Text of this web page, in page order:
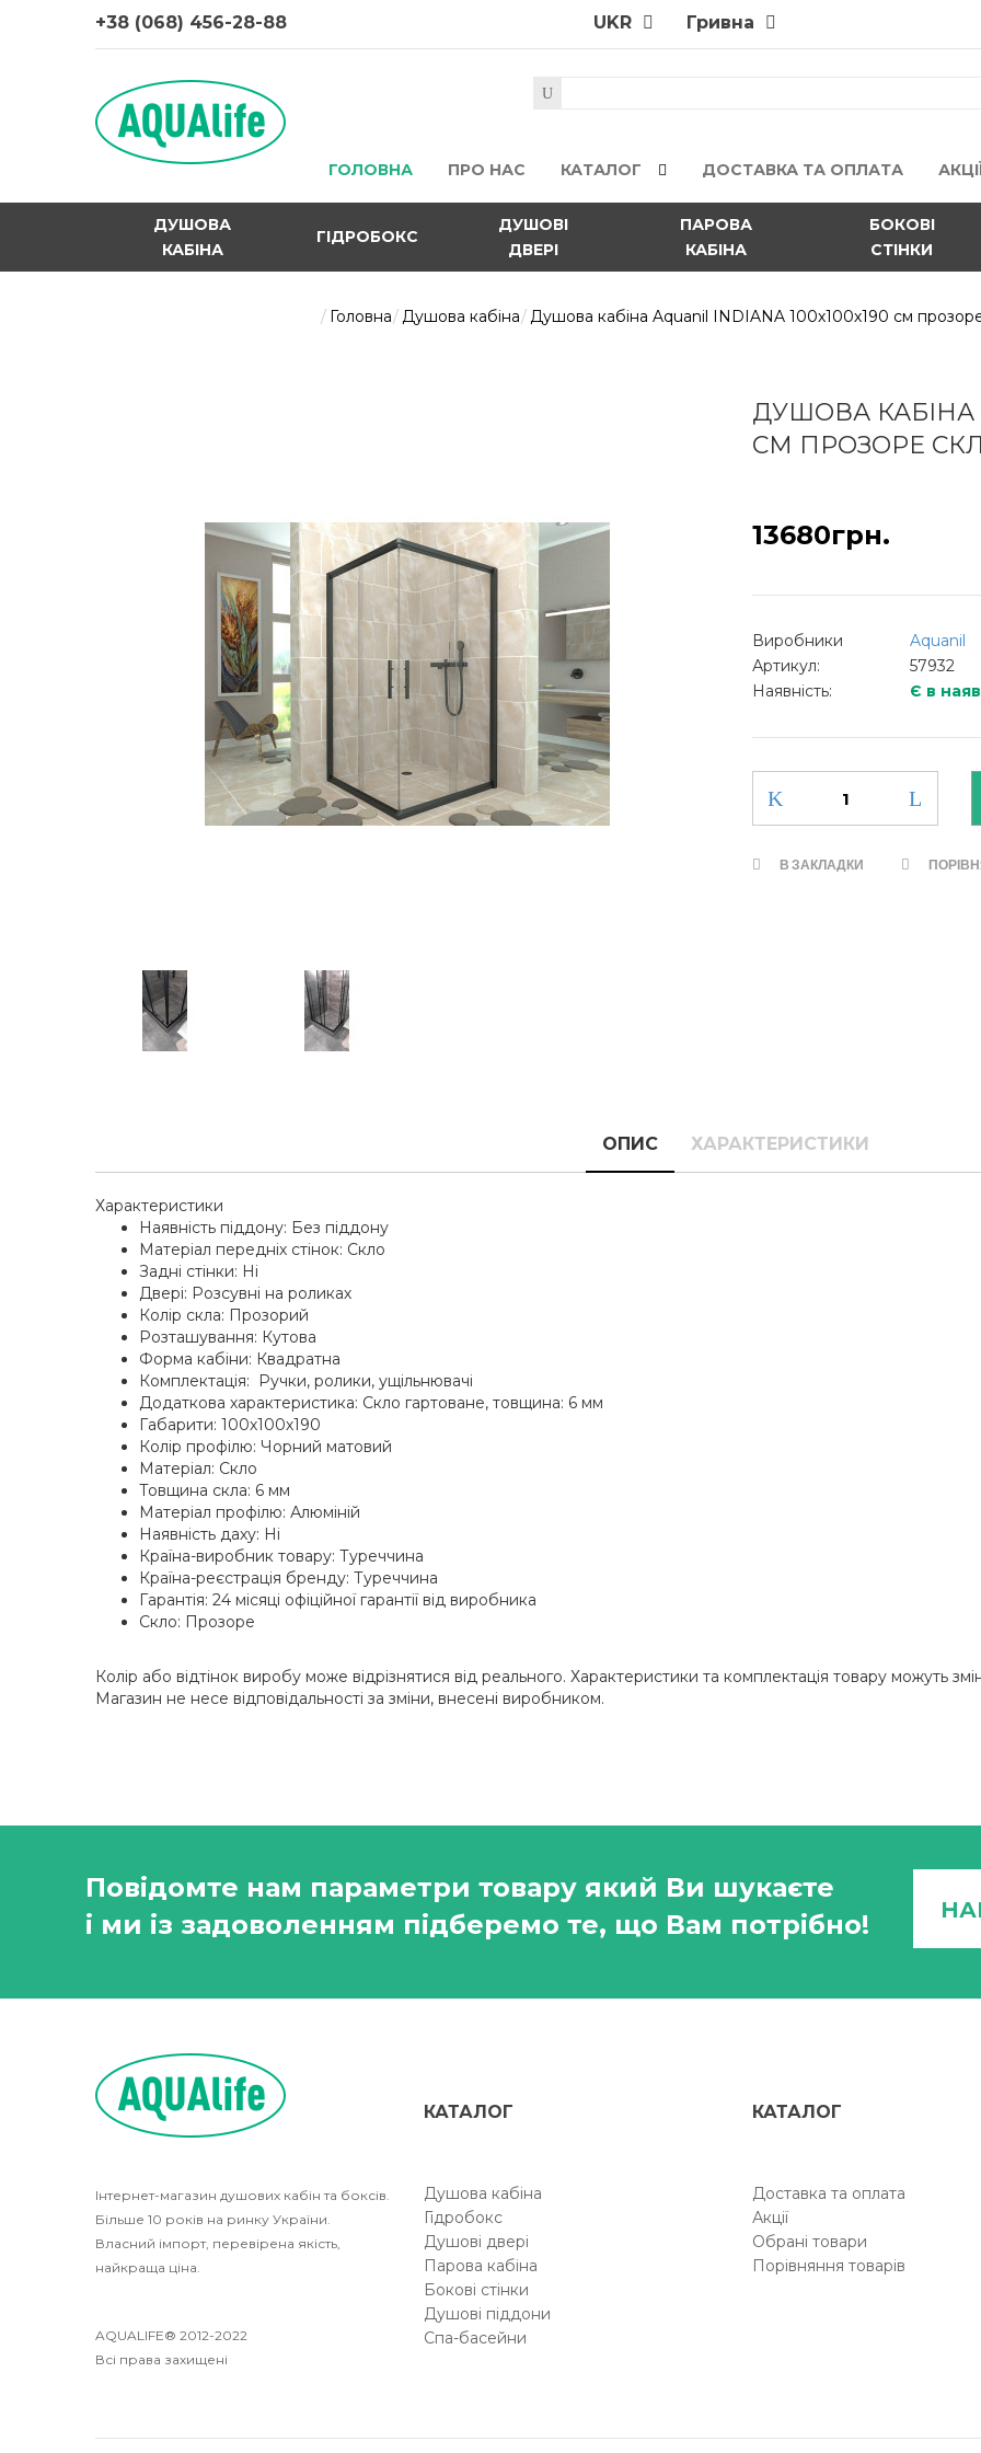
+38 (068) 456-28-88 UKR Гривна
ГОЛОВНА ПРО НАС КАТАЛОГ ДОСТАВКА ТА ОПЛАТА
ДУШОВА
КАБІНА
ГІДРОБОКС
ДУШОВІ
ДВЕРІ
ПАРОВА
КАБІНА
БОКОВІ
СТІНКИ
Головна Душова кабіна Душова кабіна Aquanil INDIANA 100х100х190 см
ДУШОВА КАБІНА
СМ ПРОЗОРЕ
13680грн.
Виробники
Aquanil
Артикул:
57932
Наявність:
Є в
В ЗАКЛАДКИ
ОПИС ХАРАКТЕРИСТИКИ
Характеристики
Наявність піддону: Без піддону
Матеріал передніх стінок: Скло
Задні стінки: Ні
Двері: Розсувні на роликах
Колір скла: Прозорий
Розташування: Кутова
Форма кабіни: Квадратна
Комплектація: Ручки, ролики, ущільнювачі
Додаткова характеристика: Скло гартоване, товщина: 6 мм
Габарити: 100х100х190
Колір профілю: Чорний матовий
Матеріал: Скло
Товщина скла: 6 мм
Матеріал профілю: Алюміній
Наявність даху: Ні
Країна-виробник товару: Туреччина
Країна-реєстрація бренду: Туреччина
Гарантія: 24 місяці офіційної гарантії від виробника
Скло: Прозоре
Колір або відтінок виробу може відрізнятися від реального. Характеристики та комплектація товару можуть
Магазин не несе відповідальності за зміни, внесені виробником.
Повідомте нам параметри товару який Ви шукаєте
і ми із задоволенням підберемо те, що Вам потрібно!
Інтернет-магазин душових кабін та боксів.
Більше 10 років на ринку України.
Власний імпорт, перевірена якість,
найкраща ціна.
AQUALIFE® 2012-2022
Всі права захищені
КАТАЛОГ
Душова кабіна
Гідробокс
Душові двері
Парова кабіна
Бокові стінки
Душові піддони
Спа-басейни
КАТАЛОГ
Доставка та оплата
Акції
Обрані товари
Порівняння товарів